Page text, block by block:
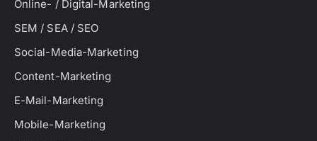
Online- / Digital-Marketing
SEM / SEA / SEO
Social-Media-Marketing
Content-Marketing
E-Mail-Marketing
Mobile-Marketing